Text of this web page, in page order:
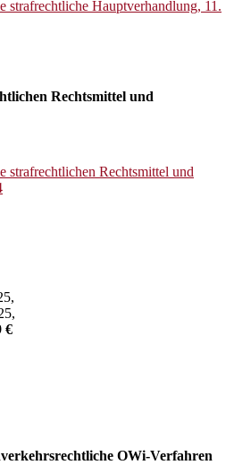
Rechtsmittel und
€
OWi-Verfahren